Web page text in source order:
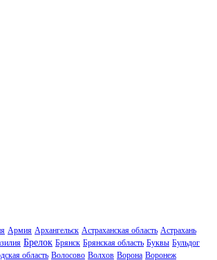
Армия Архангельск Астраханская область Астрахань
Брелок Брянск Брянская область Буквы Бульдог
область Волосово Волхов Ворона Воронеж